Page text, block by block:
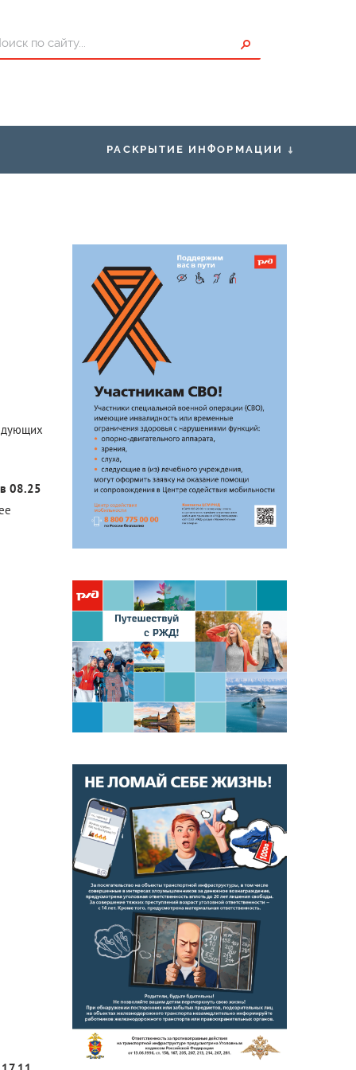
о страховщике
РАСКРЫТИЕ ИНФОРМАЦИИ
зонах повышенной опасности,
проезда и перехода через
железнодорожные пути
Условия труда
Закупки
Нормативно-правовая база
Антикоррупционная
деятельность
Формы раскрытия информации
в 08.25